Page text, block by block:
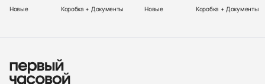
Новые Коробка + Документы Новые Коробка + Документы